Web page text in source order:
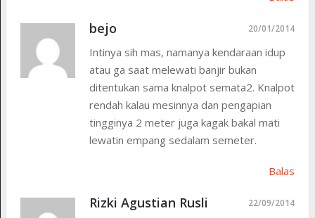
bejo 20/01/2014
Intinya sih mas, namanya kendaraan idup
atau ga saat melewati banjir bukan
ditentukan sama knalpot semata2. Knalpot
rendah kalau mesinnya dan pengapian
tingginya 2 meter juga kagak bakal mati
lewatin empang sedalam semeter.
Balas
Rizki Agustian Rusli 22/09/2014